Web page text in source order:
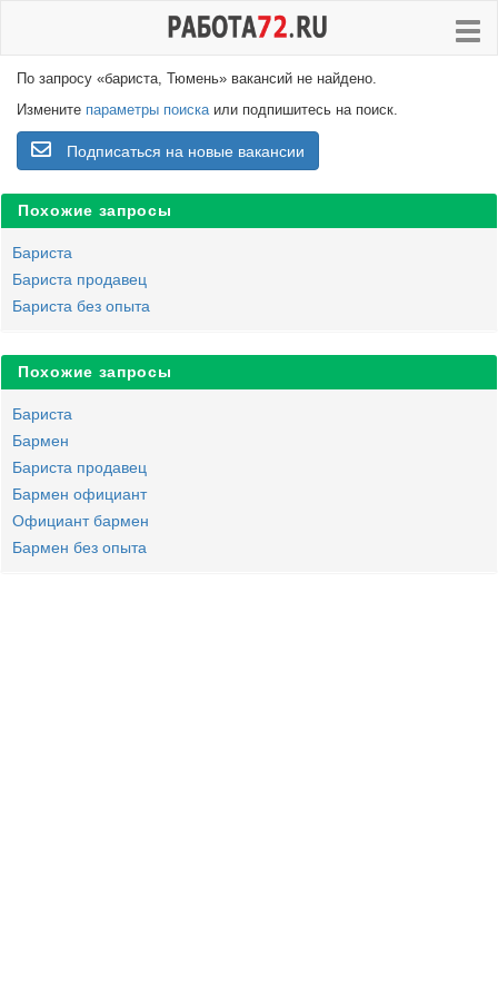
По запросу «бариста, Тюмень» вакансий не найдено.
Измените параметры поискаили подпишитесь на поиск.
Подписаться на новые вакансии
Похожие запросы
Бариста
Бариста продавец
Бариста без опыта
Похожие запросы
Бариста
Бармен
Бариста продавец
Бармен официант
Официант бармен
Бармен без опыта